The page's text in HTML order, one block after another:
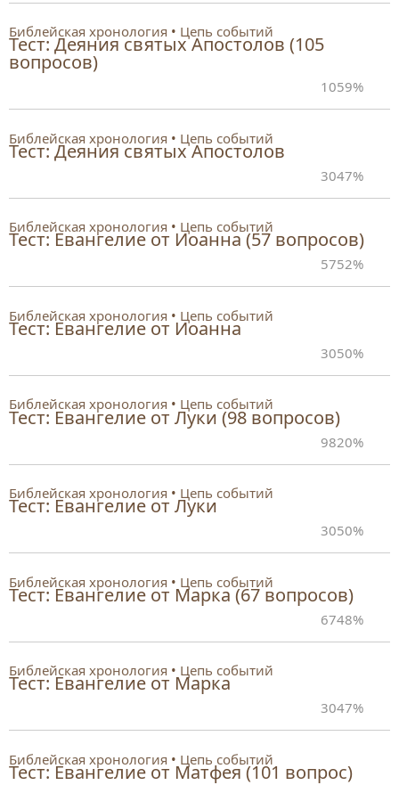
Библейская хронология Цепь событий
Тест: Деяния святых Апостолов (105
вопросов)
1059%
Библейская хронология Цепь событий
Тест: Деяния святых Апостолов
3047%
Библейская хронология Цепь событий
Тест: Евангелие от Иоанна (57 вопросов)
5752%
Библейская хронология Цепь событий
Тест: Евангелие от Иоанна
3050%
Библейская хронология Цепь событий
Тест: Евангелие от Луки (98 вопросов)
9820%
Библейская хронология Цепь событий
Тест: Евангелие от Луки
3050%
Библейская хронология Цепь событий
Тест: Евангелие от Марка (67 вопросов)
6748%
Библейская хронология Цепь событий
Тест: Евангелие от Марка
3047%
Библейская хронология Цепь событий
Тест: Евангелие от Матфея (101 вопрос)